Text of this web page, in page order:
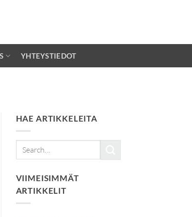
YHTEYSTIEDOT
HAE ARTIKKELEITA
VIIMEISIMMÄT
ARTIKKELIT